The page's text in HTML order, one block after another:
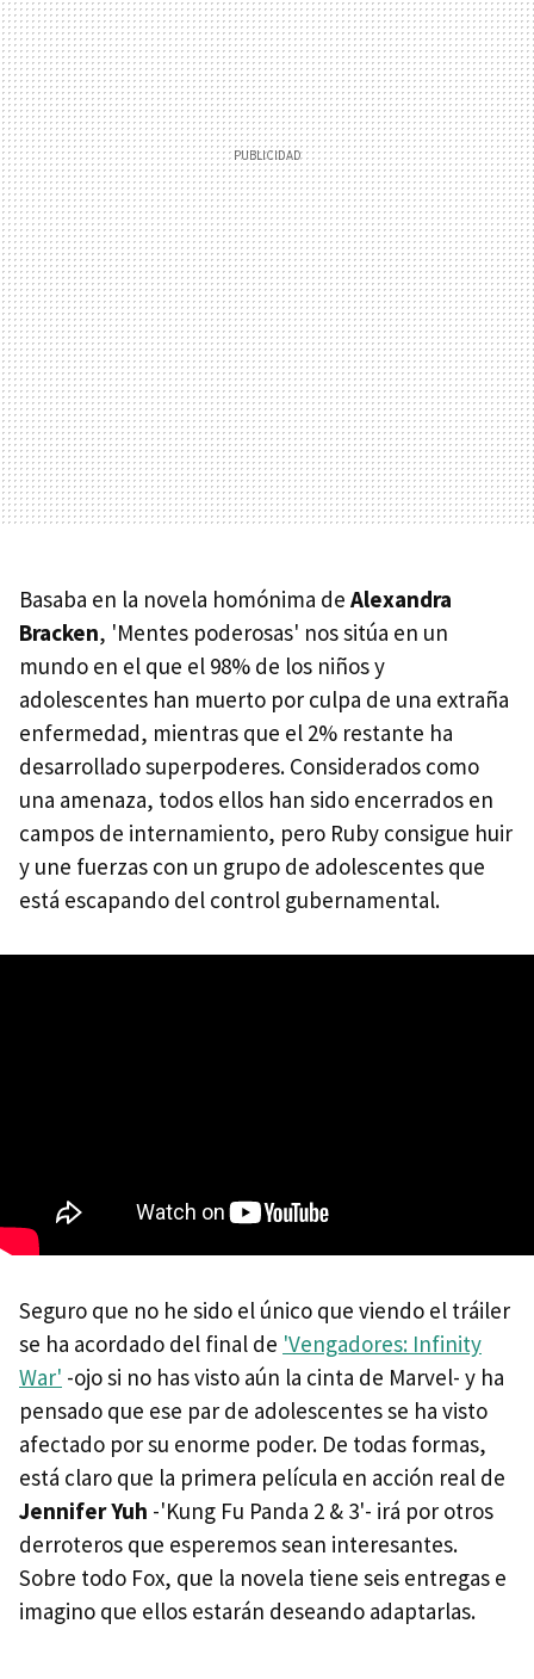
Basaba en la novela homónima de Alexandra
Bracken, 'Mentes poderosas' nos sitúa en un
mundo en el que el 98% de los niños y
adolescentes han muerto por culpa de una extraña
enfermedad, mientras que el 2% restante ha
desarrollado superpoderes. Considerados como
una amenaza, todos ellos han sido encerrados en
campos de internamiento, pero Ruby consigue huir
y une fuerzas con un grupo de adolescentes que
está escapando del control gubernamental.
Seguro que no he sido el único que viendo el tráiler
se ha acordado del final de 'Vengadores: Infinity
War' -ojo si no has visto aún la cinta de Marvel- y ha
pensado que ese par de adolescentes se ha visto
afectado por su enorme poder. De todas formas,
está claro que la primera película en acción real de
Jennifer Yuh -'Kung Fu Panda 2 & 3'- irá por otros
derroteros que esperemos sean interesantes.
Sobre todo Fox, que la novela tiene seis entregas e
imagino que ellos estarán deseando adaptarlas.